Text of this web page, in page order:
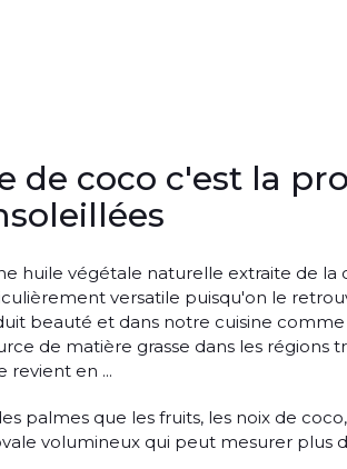
de coco c'est la
huile végétale naturelle extraite de la
versatile puisqu'on le
beauté et dans notre cuisine
de matière grasse dans les régions
revient en ...
palmes que les fruits, les noix de
volumineux qui peut mesurer plus